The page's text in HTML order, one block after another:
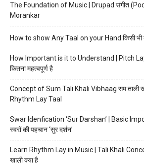
The Foundation of Music | Drupad संगीत
Morankar
How to show Any Taal on your Hand किसी भी
How Important is it to Understand | Pitch
कितना महत्वपूर्ण है
Concept of Sum Tali Khali Vibhaag सम ताली
Rhythm Lay Taal
Swar Idenfication ‘Sur Darshan’ | Basic
स्वरों की पहचान ‘सुर दर्शन’
Learn Rhythm Lay in Music | Tali Khali
खाली क्या है